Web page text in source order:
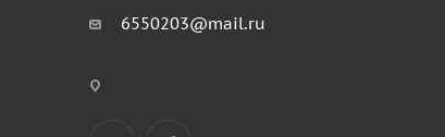
6550203@mail.ru